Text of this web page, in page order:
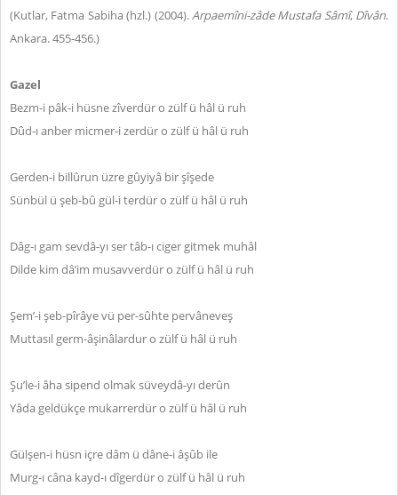
(Kutlar, Fatma Sabiha (hzl.) (2004).Arpaemîni-zâde Mustafa Sâmî, Dîvân.
Ankara. 455-456.)
Gazel
Bezm-i pâk-i hüsne zîverdür o zülf ü hâl ü ruh
Dûd-ı anber micmer-i zerdür o zülf ü hâl ü ruh
Gerden-i billûrun üzre gûyiyâ bir şîşede
Sünbül ü şeb-bû gül-i terdür o zülf ü hâl ü ruh
Dâg-ı gam sevdâ-yı ser tâb-ı ciger gitmek muhâl
Dilde kim dâ’im musavverdür o zülf ü hâl ü ruh
Şem’-i şeb-pîrâye vü per-sûhte pervâneveş
Muttasıl germ-âşinâlardur o zülf ü hâl ü ruh
Şu’le-i âha sipend olmak süveydâ-yı derûn
Yâda geldükçe mukarrerdür o zülf ü hâl ü ruh
Gülşen-i hüsn içre dâm ü dâne-i âşûb ile
Murg-ı câna kayd-ı dîgerdür o zülf ü hâl ü ruh